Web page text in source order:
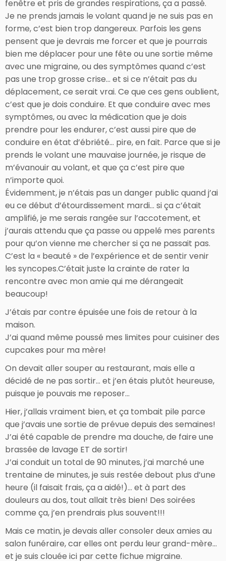
fenêtre et pris de grandes respirations, ça a passé.
Je ne prends jamais le volant quand je ne suis pas en
forme, c’est bien trop dangereux. Parfois les gens
pensent que je devrais me forcer et que je pourrais
bien me déplacer pour une fête ou une sortie même
avec une migraine, ou des symptômes quand c’est
pas une trop grosse crise… et si ce n’était pas du
déplacement, ce serait vrai. Ce que ces gens oublient,
c’est que je dois conduire. Et que conduire avec mes
symptômes, ou avec la médication que je dois
prendre pour les endurer, c’est aussi pire que de
conduire en état d’ébriété… pire, en fait. Parce que si je
prends le volant une mauvaise journée, je risque de
m’évanouir au volant, et que ça c’est pire que
n’importe quoi.
Évidemment, je n’étais pas un danger public quand j’ai
eu ce début d’étourdissement mardi… si ça c’était
amplifié, je me serais rangée sur l’accotement, et
j’aurais attendu que ça passe ou appelé mes parents
pour qu’on vienne me chercher si ça ne passait pas.
C’est la « beauté » de l’expérience et de sentir venir
les syncopes.C’était juste la crainte de rater la
rencontre avec mon amie qui me dérangeait
beaucoup!
J’étais par contre épuisée une fois de retour à la
maison.
J’ai quand même poussé mes limites pour cuisiner des
cupcakes pour ma mère!
On devait aller souper au restaurant, mais elle a
décidé de ne pas sortir… et j’en étais plutôt heureuse,
puisque je pouvais me reposer…
Hier, j’allais vraiment bien, et ça tombait pile parce
que j’avais une sortie de prévue depuis des semaines!
J’ai été capable de prendre ma douche, de faire une
brassée de lavage ET de sortir!
J’ai conduit un total de 90 minutes, j’ai marché une
trentaine de minutes, je suis restée debout plus d’une
heure (il faisait frais, ça a aidé!)… et à part des
douleurs au dos, tout allait très bien! Des soirées
comme ça, j’en prendrais plus souvent!!!
Mais ce matin, je devais aller consoler deux amies au
salon funéraire, car elles ont perdu leur grand-mère…
et je suis clouée ici par cette fichue migraine.